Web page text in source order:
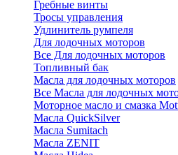
Гребные винты
Тросы управления
Удлинитель румпеля
Для лодочных моторов
Все Для лодочных моторов
Топливный бак
Масла для лодочных моторов
Все Масла для лодочных
Моторное масло и смазка
Масла QuickSilver
Масла Sumitach
Масла ZENIT